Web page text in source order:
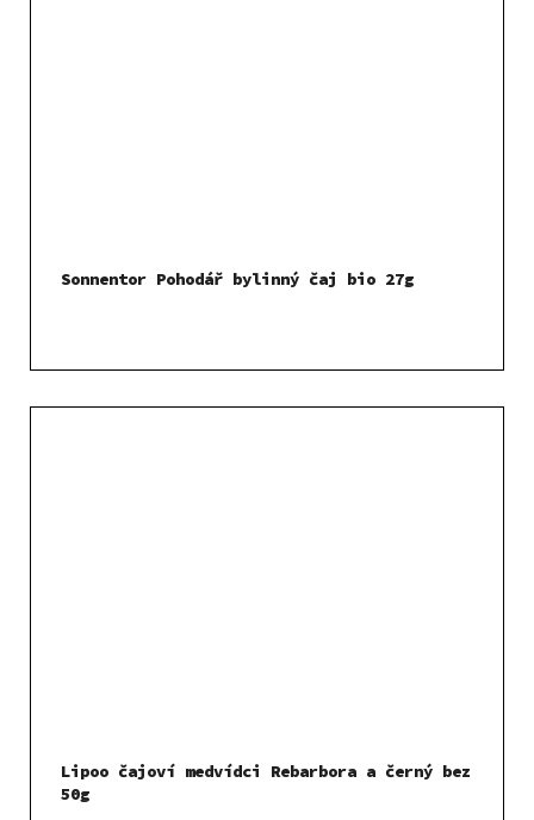
Sonnentor Pohodář bylinný čaj bio 27g
Lipoo čajoví medvídci Rebarbora a černý bez
50g